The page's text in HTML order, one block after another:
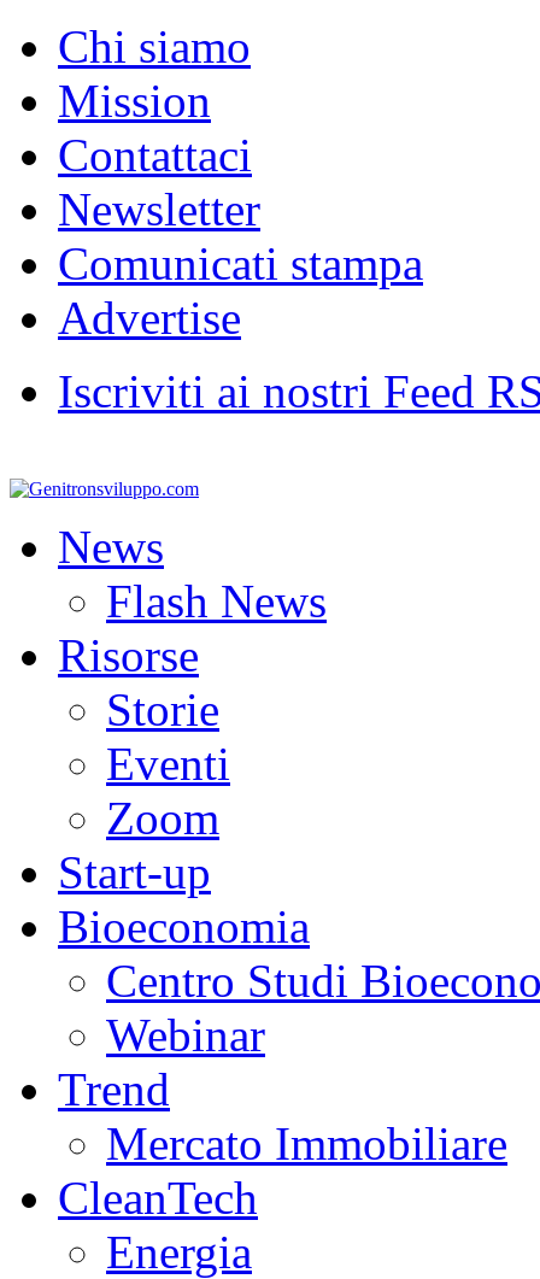
Chi siamo
Mission
Contattaci
Newsletter
Comunicati stampa
Advertise
Iscriviti ai nostri Feed
News
Flash News
Risorse
Storie
Eventi
Zoom
Start-up
Bioeconomia
Centro Studi
Webinar
Trend
Mercato Immobiliare
CleanTech
Energia